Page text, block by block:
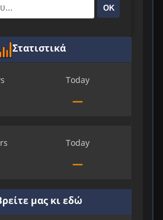
ΟΚ
Στατιστικά
Today
—
Today
—
μας κι εδώ